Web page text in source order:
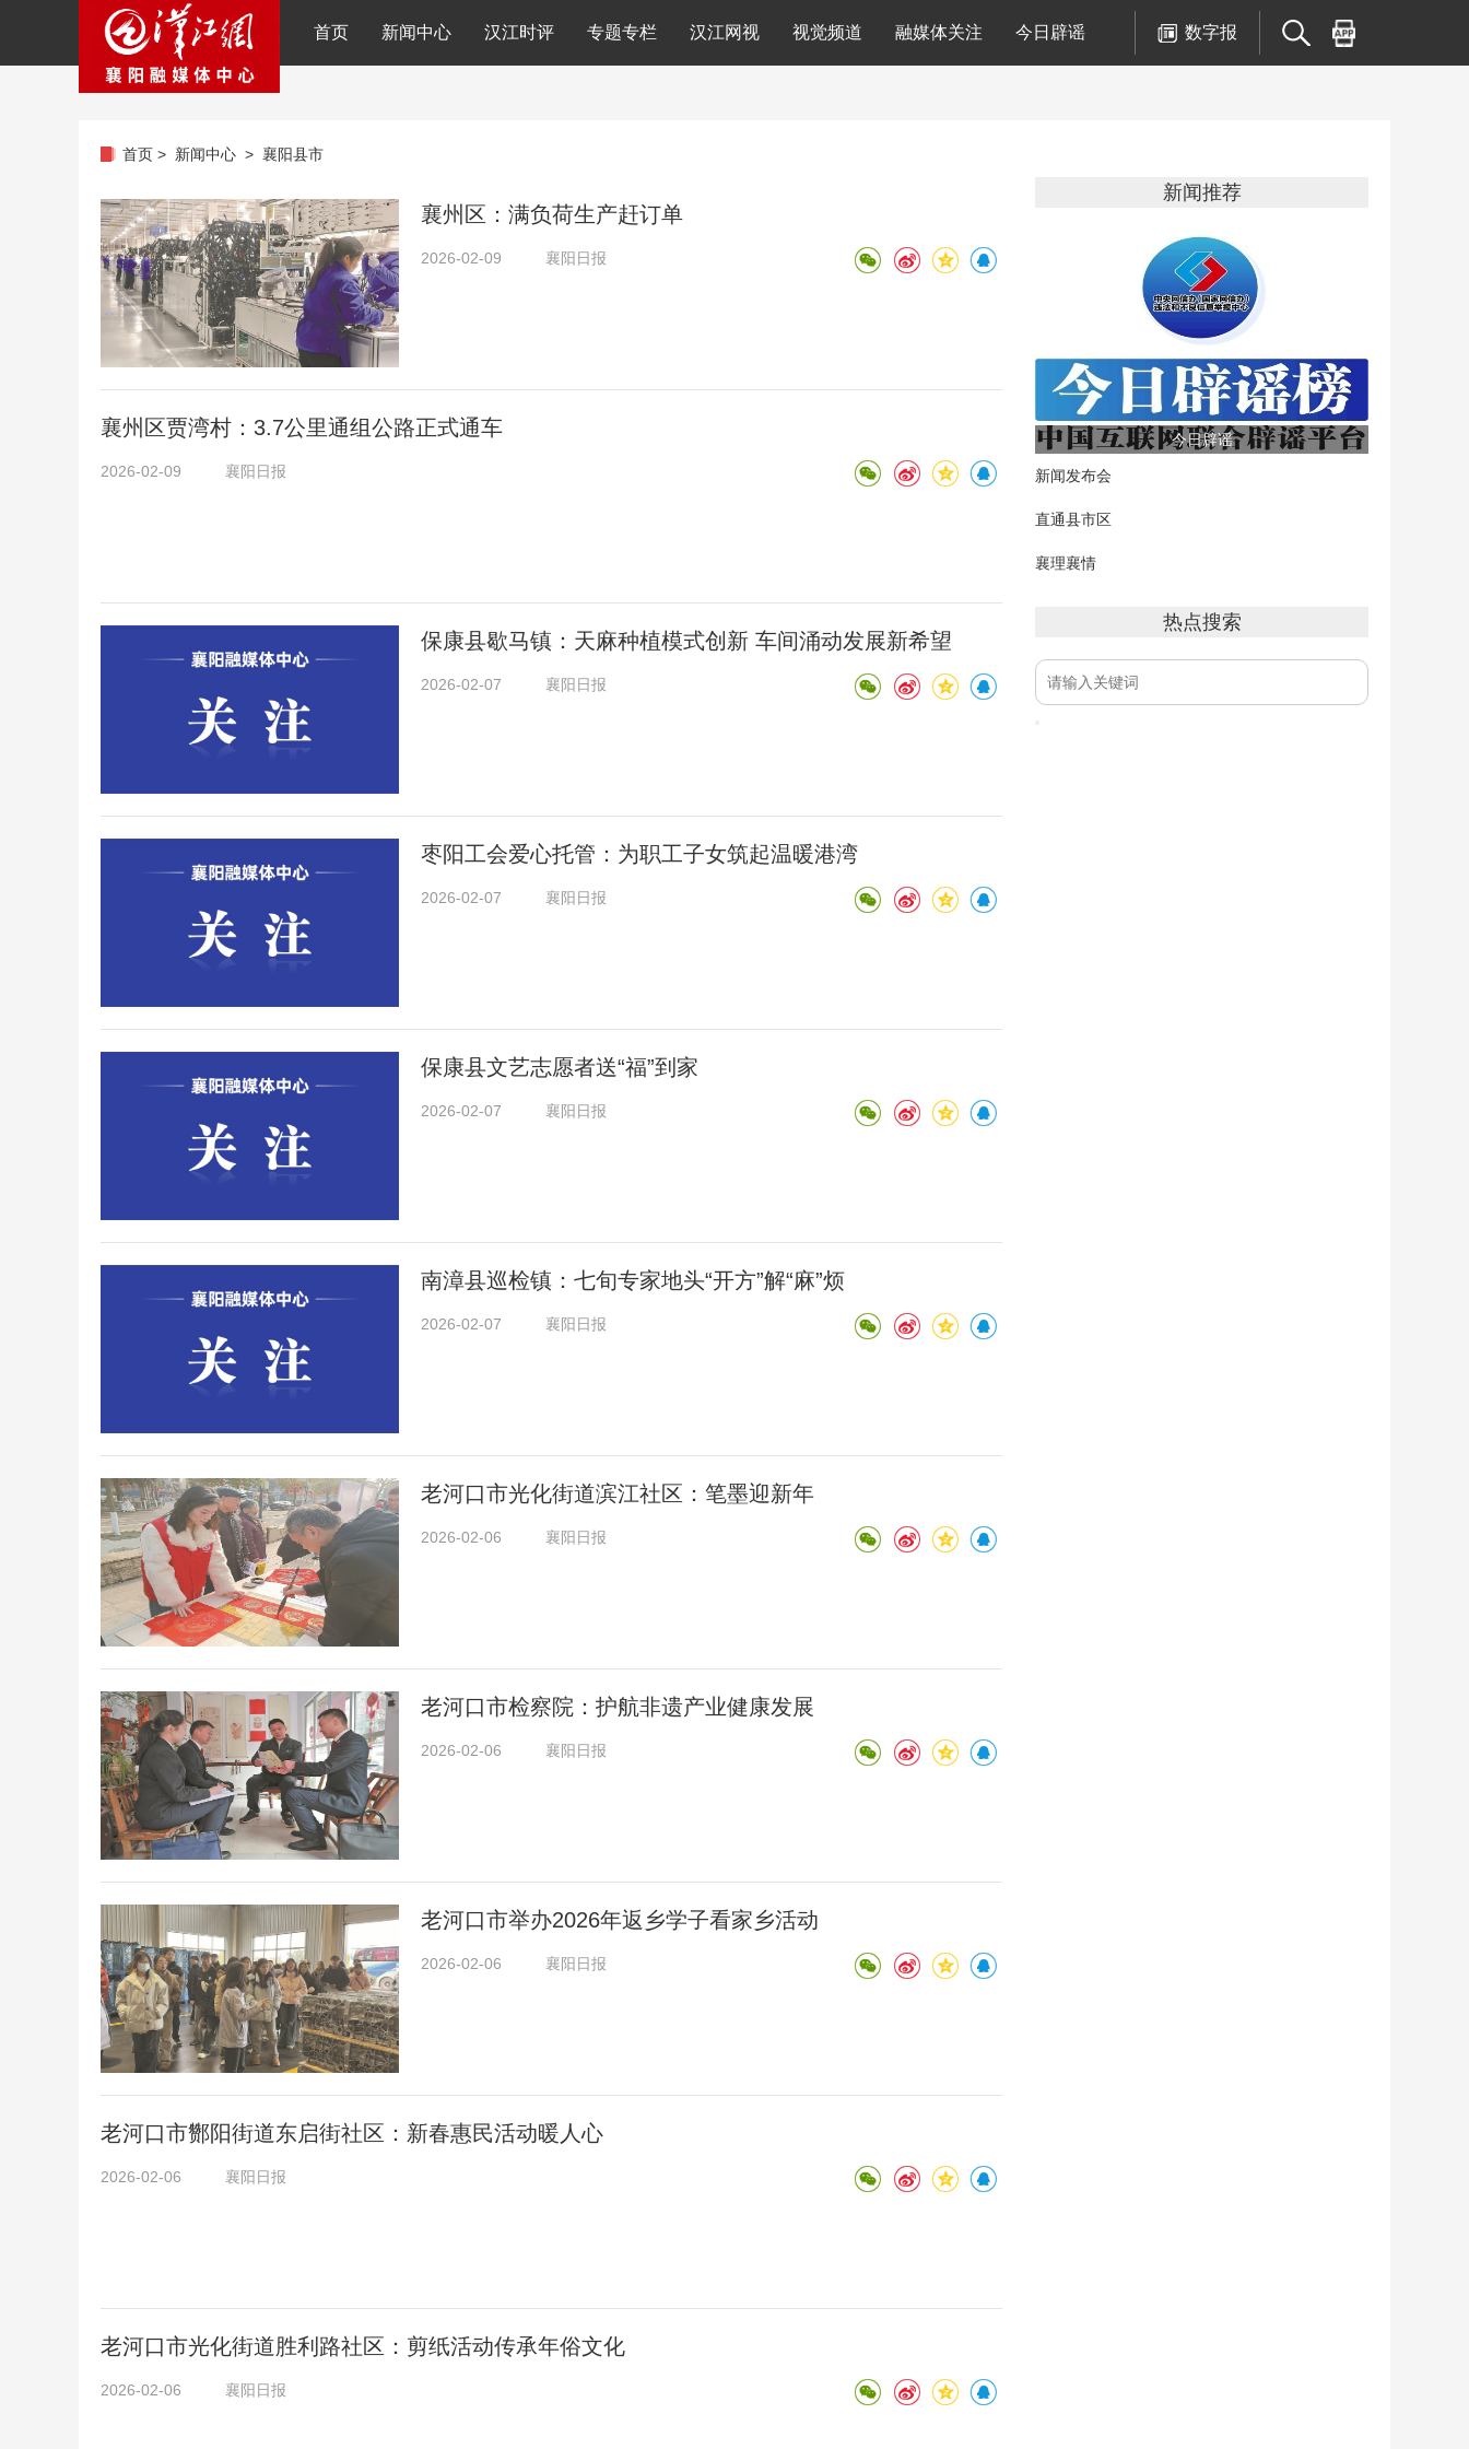
首页 新闻中心 汉江时评 专题专栏 汉江网视 视觉频道 融媒体关注 今日辟谣 数字报
首页 > 新闻中心 > 襄阳县市
襄州区：满负荷生产赶订单
2026-02-09 襄阳日报
襄州区贾湾村：3.7公里通组公路正式通车
2026-02-09 襄阳日报
保康县歇马镇：天麻种植模式创新 车间涌动发展新希望
2026-02-07 襄阳日报
枣阳工会爱心托管：为职工子女筑起温暖港湾
2026-02-07 襄阳日报
保康县文艺志愿者送“福”到家
2026-02-07 襄阳日报
南漳县巡检镇：七旬专家地头“开方”解“麻”烦
2026-02-07 襄阳日报
老河口市光化街道滨江社区：笔墨迎新年
2026-02-06 襄阳日报
老河口市检察院：护航非遗产业健康发展
2026-02-06 襄阳日报
老河口市举办2026年返乡学子看家乡活动
2026-02-06 襄阳日报
老河口市酂阳街道东启街社区：新春惠民活动暖人心
2026-02-06 襄阳日报
老河口市光化街道胜利路社区：剪纸活动传承年俗文化
2026-02-06 襄阳日报
新闻推荐
今日辟谣
新闻发布会
直通县市区
襄理襄情
热点搜索